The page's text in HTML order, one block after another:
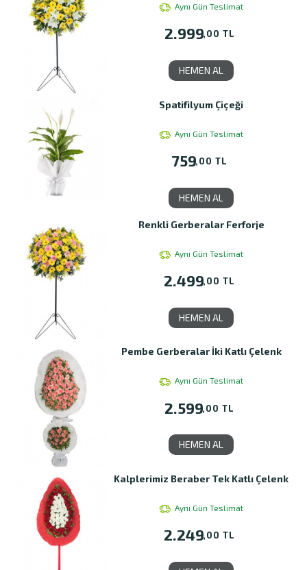
Aynı Gün Teslimat
2.999,00 TL
HEMEN AL
Spatifilyum Çiçeği
Aynı Gün Teslimat
759,00 TL
HEMEN AL
Renkli Gerberalar Ferforje
Aynı Gün Teslimat
2.499,00 TL
HEMEN AL
Pembe Gerberalar İki Katlı Çelenk
Aynı Gün Teslimat
2.599,00 TL
HEMEN AL
Kalplerimiz Beraber Tek Katlı Çelenk
Aynı Gün Teslimat
2.249,00 TL